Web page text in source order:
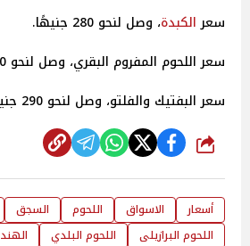
سعرالكبدة، وصل لنحو 280 جنيهًا.
سعر اللحوم المفروم البقري، وصل لنحو 260 جنيهًا.
سعر البفتيك والفلتو، وصل لنحو 290 جنيهًا.
شارك
أسعار الاسواق اللحوم السجق
اللحوم البرازيلى
اللحوم البلدي الهند